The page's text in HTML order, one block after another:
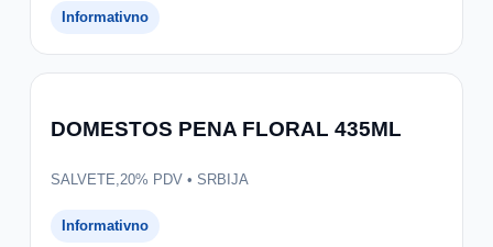
Informativno
DOMESTOS PENA FLORAL 435ML
SALVETE,20% PDV • SRBIJA
Informativno